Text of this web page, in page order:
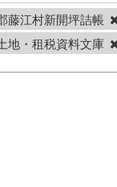
藤江村新開坪詰帳
地・租税資料文庫